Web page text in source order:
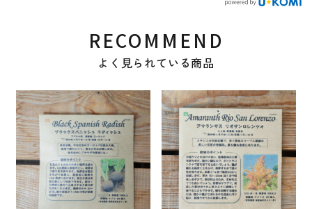
RECOMMEND
よく見られている商品